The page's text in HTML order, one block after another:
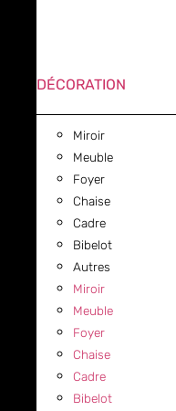
DÉCORATION
Miroir
Meuble
Foyer
Chaise
Cadre
Bibelot
Autres
Miroir
Meuble
Foyer
Chaise
Cadre
Bibelot